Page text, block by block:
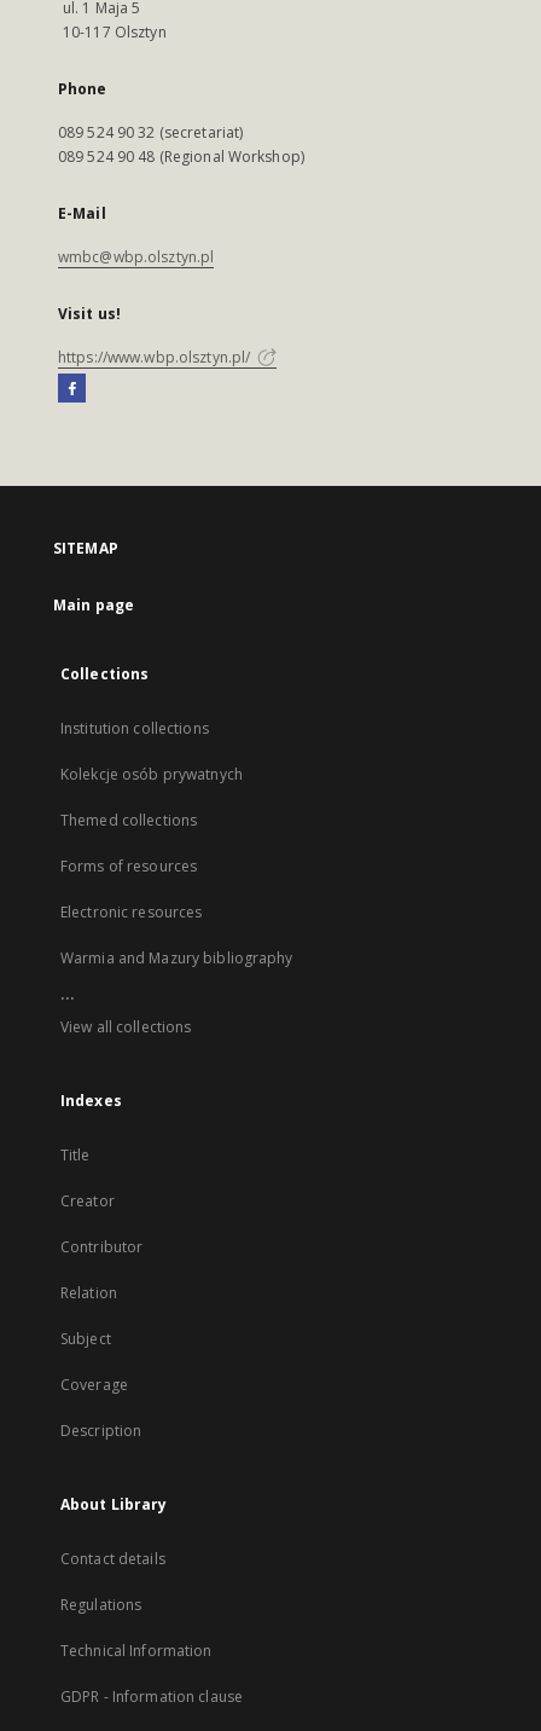
ul. 1 Maja 5
10-117 Olsztyn
Phone
089 524 90 32 (secretariat)
089 524 90 48 (Regional Workshop)
E-Mail
wmbc@wbp.olsztyn.pl
Visit us!
https://www.wbp.olsztyn.pl/
SITEMAP
Main page
Collections
Institution collections
Kolekcje osób prywatnych
Themed collections
Forms of resources
Electronic resources
Warmia and Mazury bibliography
...
View all collections
Indexes
Title
Creator
Contributor
Relation
Subject
Coverage
Description
About Library
Contact details
Regulations
Technical Information
GDPR - Information clause